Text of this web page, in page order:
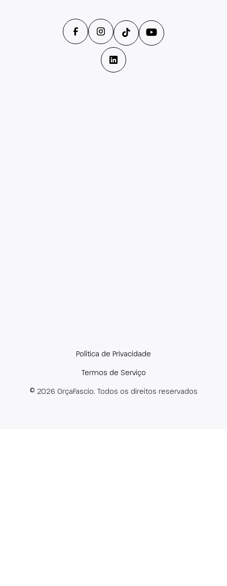
© 2026 OrçaFascio. Todos os direitos reservados
Política de Privacidade
Termos de Serviço